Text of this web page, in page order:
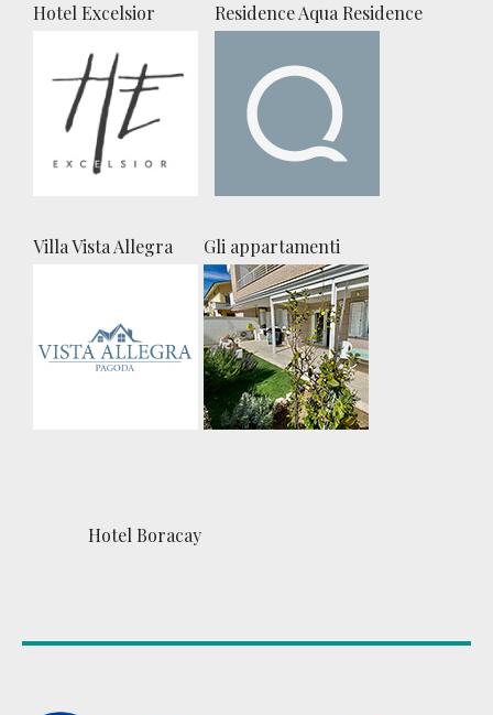
Hotel Excelsior Residence Aqua Residence
Villa Vista Allegra Gli appartamenti
Hotel Boracay